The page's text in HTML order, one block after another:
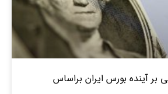
بر آینده بورس ایران براساس